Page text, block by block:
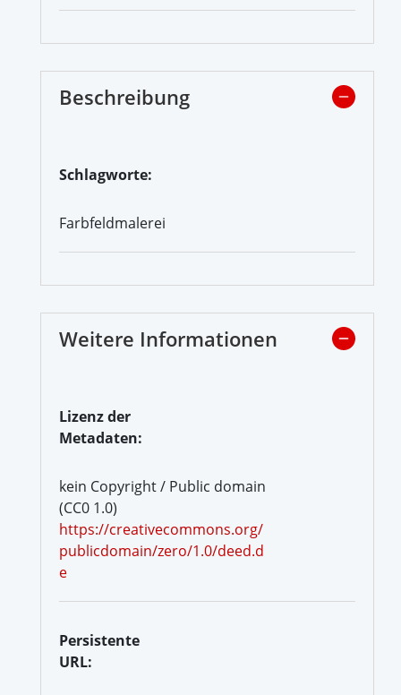
Beschreibung
Schlagworte:
Farbfeldmalerei
Weitere Informationen
Lizenz der
Metadaten:
kein Copyright / Public domain
(CC0 1.0)
https://creativecommons.org/
publicdomain/zero/1.0/deed.d
e
Persistente
URL: